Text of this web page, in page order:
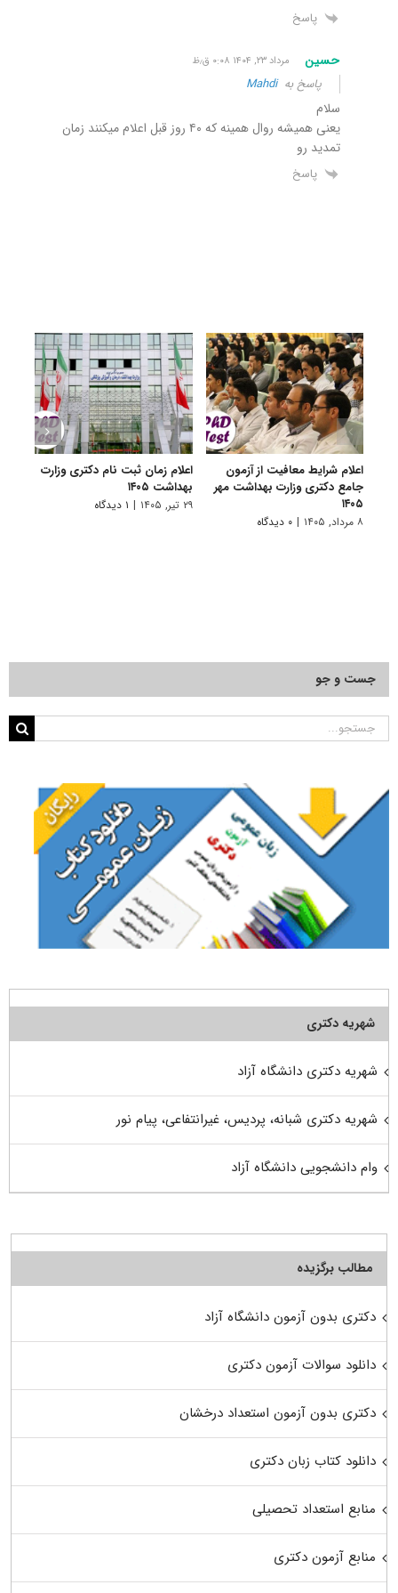
پاسخ
حسین مرداد ۲۳, ۱۴۰۴ ۰:۰۸ ق٫ظ
پاسخ بهMahdi
سلام
یعنی همیشه روال همینه که ۴۰ روز قبل اعلام میکنند زمان
تمدید رو
پاسخ
اعلام شرایط معافیت از آزمون
جامع دکتری وزارت بهداشت مهر
۱۴۰۵
۸ مرداد, ۱۴۰۵ | ۰ دیدگاه
اعلام زمان ثبت نام دکتری وزارت
بهداشت ۱۴۰۵
۲۹ تیر, ۱۴۰۵ | ۱ دیدگاه
جست و جو
جستجو
شهریه دکتری
شهریه دکتری دانشگاه آزاد
شهریه دکتری شبانه، پردیس، غیرانتفاعی، پیام نور
وام دانشجویی دانشگاه آزاد
مطالب برگزیده
دکتری بدون آزمون دانشگاه آزاد
دانلود سوالات آزمون دکتری
دکتری بدون آزمون استعداد درخشان
دانلود کتاب زبان دکتری
منابع استعداد تحصیلی
منابع آزمون دکتری